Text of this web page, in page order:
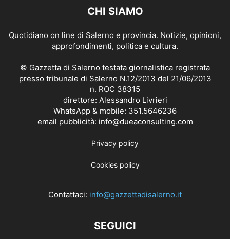
CHI SIAMO
Quotidiano on line di Salerno e provincia. Notizie, opinioni,
approfondimenti, politica e cultura.
© Gazzetta di Salerno testata giornalistica registrata
presso tribunale di Salerno N.12/2013 del 21/06/2013
n. ROC 38315
direttore: Alessandro Livrieri
WhatsApp & mobile: 351.5646236
email pubblicità: info@dueaconsulting.com
Privacy policy
Cookies policy
Contattaci: info@gazzettadisalerno.it
SEGUICI